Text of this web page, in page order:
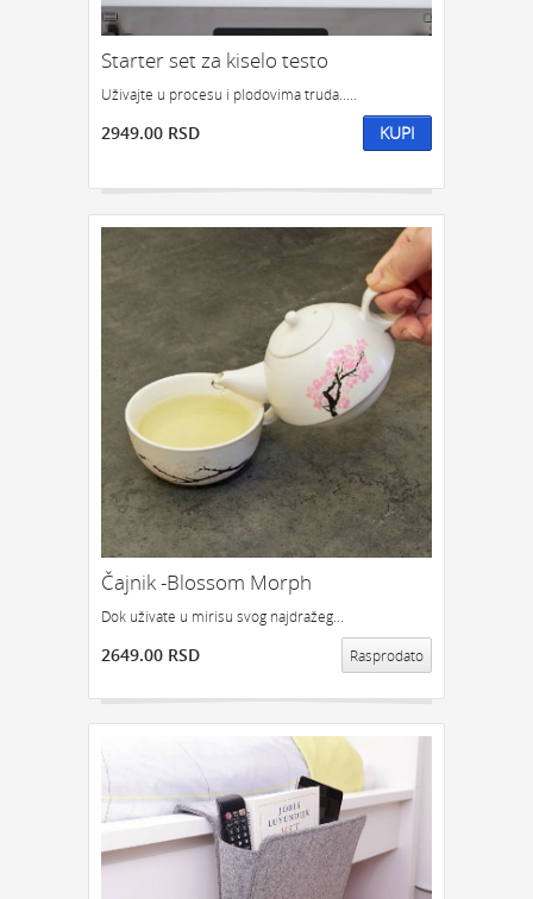
Starter set za kiselo testo
Uživajte u procesu i plodovima truda.....
2949.00 RSD KUPI
Čajnik -Blossom Morph
Dok uživate u mirisu svog najdražeg...
2649.00 RSD Rasprodato